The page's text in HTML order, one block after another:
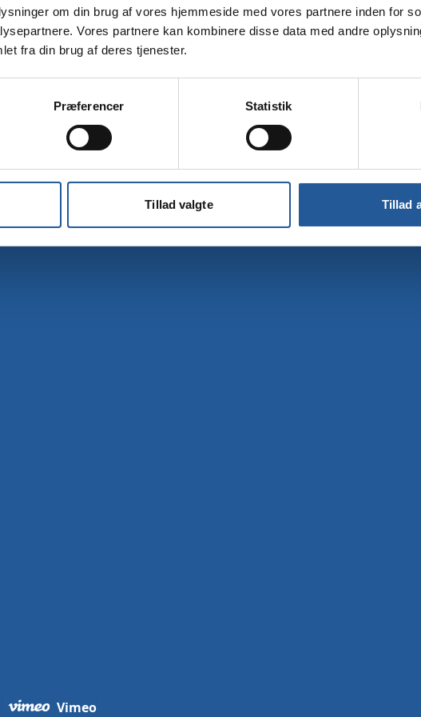
om din brug af vores hjemmeside med vores partnere inden for
Vores partnere kan kombinere disse data med andre
fra din brug af deres tjenester.
Præferencer Statistik
Tillad valgte Tillad
Tilmelding
Vimeo